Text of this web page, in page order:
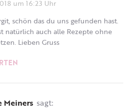
um 16:23 Uhr
schön das du uns gefunden hast.
natürlich auch alle Rezepte ohne
Lieben Gruss
Meiners sagt: